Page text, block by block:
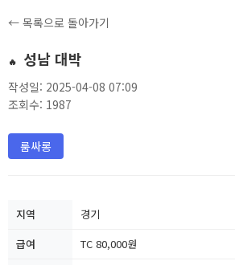
← 목록으로 돌아가기
🔥 성남 대박
작성일: 2025-04-08 07:09
조회수: 1987
룸싸롱
지역
경기
급여
TC 80,000원